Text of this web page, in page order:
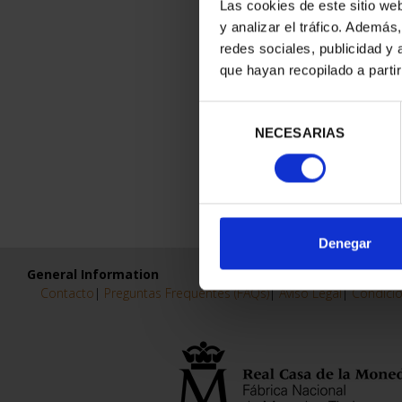
Las cookies de este sitio
y analizar el tráfico.
redes sociales, publicidad y
que hayan recopilado a
consentimiento
NECESARIAS
Denegar
General Information
Contacto | Preguntas Frequentes (FAQs)|Aviso Legal|